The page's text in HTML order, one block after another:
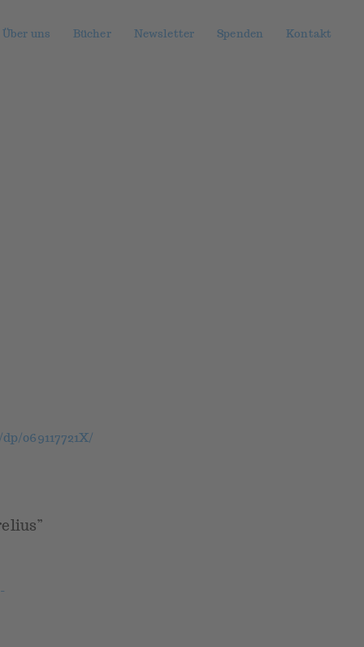
Über uns Bücher Newsletter Spenden Kontakt
069117721X/